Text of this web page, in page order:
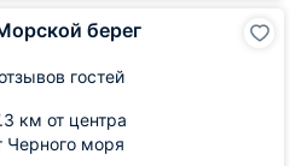
берег
гостей
км от центра
Черного моря